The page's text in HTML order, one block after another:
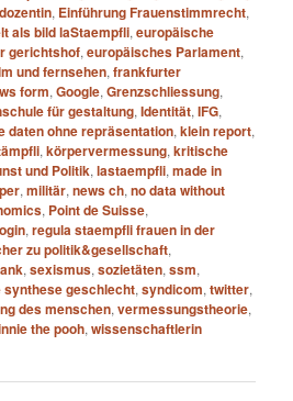
dozentin, Einführung Frauenstimmrecht,
als bild laStaempfli,europäische
gerichtshof,europäisches Parlament,
und fernsehen,frankfurter
form,Google,Grenzschliessung,
für gestaltung,Identität,IFG,
daten ohne repräsentation,klein report,
,körpervermessung,kritische
und Politik,lastaempfli,made in
,militär,news ch,no data without
, Point de Suisse,
,regula staempfli frauen in der
zu politik&gesellschaft,
,sexismus,sozietäten,ssm,
geschlecht,syndicom,twitter,
des menschen,vermessungstheorie,
the pooh,wissenschaftlerin